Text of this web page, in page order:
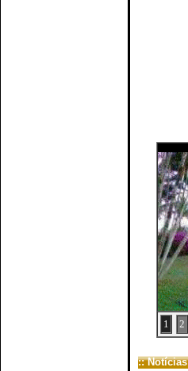
1 2
:: Notícias